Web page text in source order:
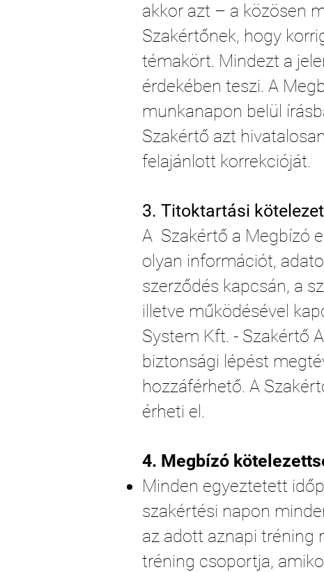
akkor azt – a közösen
Szakértőnek, hogy
témakört. Mindezt a
érdekében teszi. A
munkanapon belül
Szakértő azt
felajánlott korrekcióját.
3. Titoktartási
A Szakértő a Megbízó
olyan információt,
szerződés kapcsán, a
illetve működésével
System Kft. - Szakértő
biztonsági lépést
hozzáférhető. A
érheti el.
4. Megbízó
Minden egyeztetett
szakértési napon
az adott aznapi tréning
tréning csoportja,